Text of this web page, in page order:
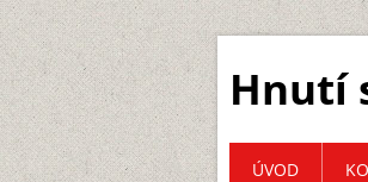
Hnutí
ÚVOD